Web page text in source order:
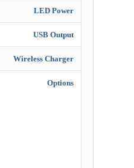
LED Power
USB Output
Wireless Charger
Options